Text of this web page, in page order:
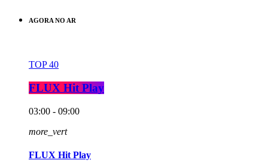
AGORA NO AR
TOP 40
FLUX Hit Play
03:00 - 09:00
more_vert
FLUX Hit Play